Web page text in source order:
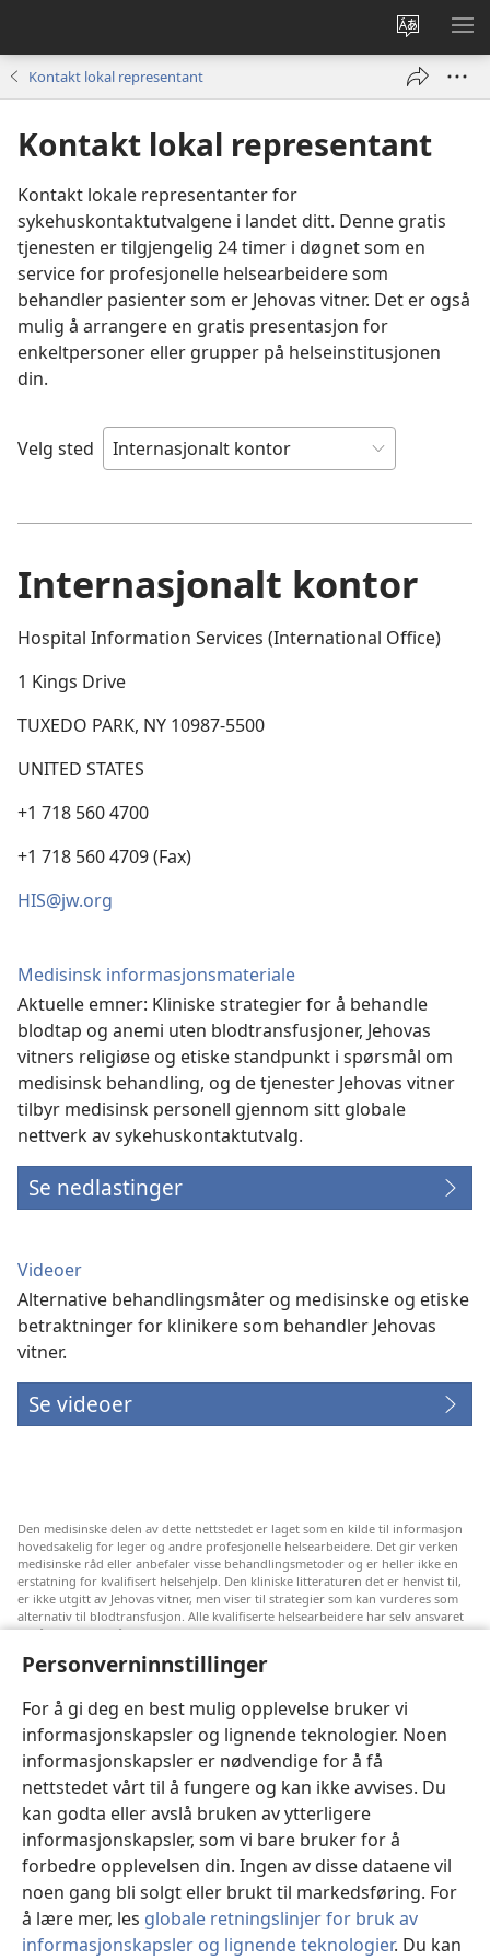
Personverninnstillinger
For å gi deg en best mulig opplevelse bruker vi
informasjonskapsler og lignende teknologier. Noen
informasjonskapsler er nødvendige for å få
nettstedet vårt til å fungere og kan ikke avvises. Du
kan godta eller avslå bruken av ytterligere
informasjonskapsler, som vi bare bruker for å
forbedre opplevelsen din. Ingen av disse dataene vil
noen gang bli solgt eller brukt til markedsføring. For
å lære mer, les globale retningslinjer for bruk av
informasjonskapsler og lignende teknologier. Du kan
Endre
språk
VIS
Kontakt lokal representant
Kontakt lokal representant
Kontakt lokale representanter for
sykehuskontaktutvalgene i landet ditt. Denne gratis
tjenesten er tilgjengelig 24 timer i døgnet som en
service for profesjonelle helsearbeidere som
behandler pasienter som er Jehovas vitner. Det er også
mulig å arrangere en gratis presentasjon for
enkeltpersoner eller grupper på helseinstitusjonen
din.
Velg sted
Internasjonalt kontor
Hospital Information Services (International Office)
1 Kings Drive
TUXEDO PARK, NY 10987-5500
UNITED STATES
+1 718 560 4700
+1 718 560 4709 (Fax)
HIS@jw.org
Medisinsk informasjonsmateriale
Aktuelle emner: Kliniske strategier for å behandle
blodtap og anemi uten blodtransfusjoner, Jehovas
vitners religiøse og etiske standpunkt i spørsmål om
medisinsk behandling, og de tjenester Jehovas vitner
tilbyr medisinsk personell gjennom sitt globale
nettverk av sykehuskontaktutvalg.
Se nedlastinger
Videoer
Alternative behandlingsmåter og medisinske og etiske
betraktninger for klinikere som behandler Jehovas
vitner.
Se videoer
Den medisinske delen av dette nettstedet er laget som en kilde til informasjon
hovedsakelig for leger og andre profesjonelle helsearbeidere. Det gir verken
medisinske råd eller anbefaler visse behandlingsmetoder og er heller ikke en
erstatning for kvalifisert helsehjelp. Den kliniske litteraturen det er henvist til,
er ikke utgitt av Jehovas vitner, men viser til strategier som kan vurderes som
alternativ til blodtransfusjon. Alle kvalifiserte helsearbeidere har selv ansvaret
for å følge med på ny informasjon, drøfte alternative behandlingsmetoder og
verdier og tro. Ikke alle strategiene som er nevnt, passer for eller godtas av
Pasienter: Søk alltid råd fra legen din eller annet kvalifisert helsepersonell om
helseproblemer og behandlingsmetoder. Oppsøk lege hvis du mistenker at du
Nettstedet er regulert av dets vilkår for bruk.
Velg utseende